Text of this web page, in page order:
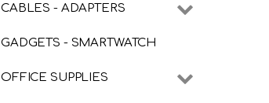
CABLES - ADAPTERS
GADGETS - SMARTWATCH
OFFICE SUPPLIES